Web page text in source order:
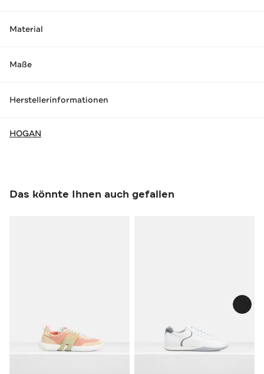
Material
Maße
Herstellerinformationen
HOGAN
Das könnte Ihnen auch gefallen